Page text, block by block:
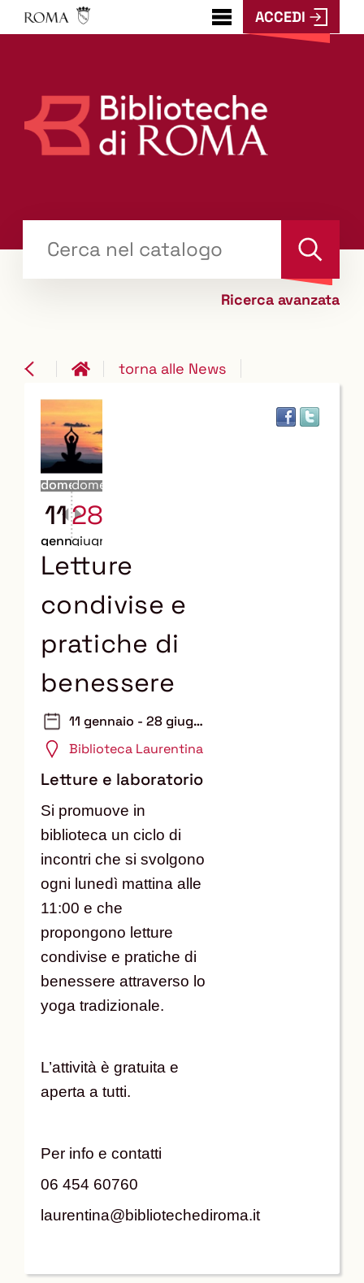
???
menu.button???
ACCEDI
il tuo libro "Catalogo"
Cerca
Ricerca avanzata
torna alle News
domenica
11
gennaio
domenica
28
giugno
Letture
condivise e
pratiche di
benessere
11 gennaio - 28 giugno
2026
Biblioteca Laurentina
Letture e laboratorio
Si promuove in
biblioteca un ciclo di
incontri che si svolgono
ogni lunedì mattina alle
11:00 e che
propongono letture
condivise e pratiche di
benessere attraverso lo
yoga tradizionale.
L’attività è gratuita e
aperta a tutti.
Per info e contatti
06 454 60760
laurentina@bibliotechediroma.it